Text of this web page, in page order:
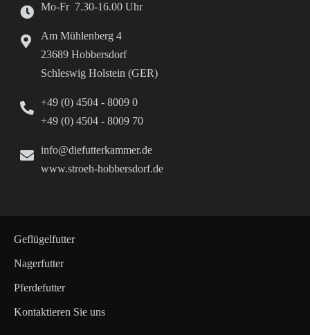
Mo-Fr 7.30-16.00 Uhr
Am Mühlenberg 4
23689 Hobbersdorf
Schleswig Holstein (GER)
+49 (0) 4504 - 8009 0
+49 (0) 4504 - 8009 70
info@diefutterkammer.de
www.stroeh-hobbersdorf.de
Geflügelfutter
Nagerfutter
Pferdefutter
Kontaktieren Sie uns